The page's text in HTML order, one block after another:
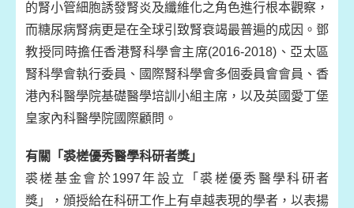
的腎小管細胞誘發腎炎及纖維化之角色進行根本觀察，
而糖尿病腎病更是在全球引致腎衰竭最普遍的成因。鄧
教授同時擔任香港腎科學會主席(2016-2018)、亞太區
腎科學會執行委員、國際腎科學會多個委員會會員、香
港內科醫學院基礎醫學培訓小組主席，以及英國愛丁堡
皇家內科醫學院國際顧問。
有關「裘槎優秀醫學科研者獎」
裘槎基金會於1997年設立「裘槎優秀醫學科研者
獎」，頒授給在科研工作上有卓越表現的學者，以表揚